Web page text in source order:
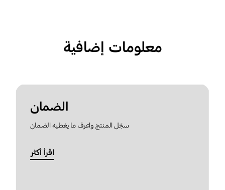
معلومات إضافية
الضمان
سجّل المنتج واعرف ما يغطيه الضمان
اقرأ أكثر